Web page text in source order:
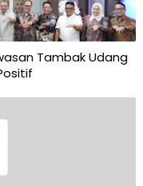
Tambak Udang